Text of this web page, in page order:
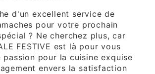
d'un excellent service de
pour votre prochain
? Ne cherchez plus, car
FESTIVE est là pour vous
passion pour la cuisine exquise
envers la satisfaction